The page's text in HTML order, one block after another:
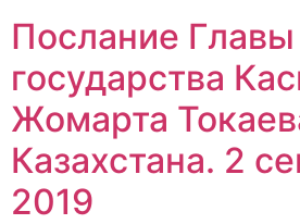
Послание Главы
государства
Жомарта
Казахстана. 2
2019